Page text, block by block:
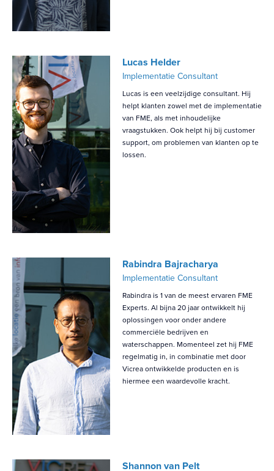
Lucas Helder
Implementatie Consultant
Lucas is een veelzijdige consultant. Hij
helpt klanten zowel met de implementatie
van FME, als met inhoudelijke
vraagstukken. Ook helpt hij bij customer
support, om problemen van klanten op te
lossen.
Rabindra Bajracharya
Implementatie Consultant
Rabindra is 1 van de meest ervaren FME
Experts. Al bijna 20 jaar ontwikkelt hij
oplossingen voor onder andere
commerciële bedrijven en
waterschappen. Momenteel zet hij FME
regelmatig in, in combinatie met door
Vicrea ontwikkelde producten en is
hiermee een waardevolle kracht.
Shannon van Pelt